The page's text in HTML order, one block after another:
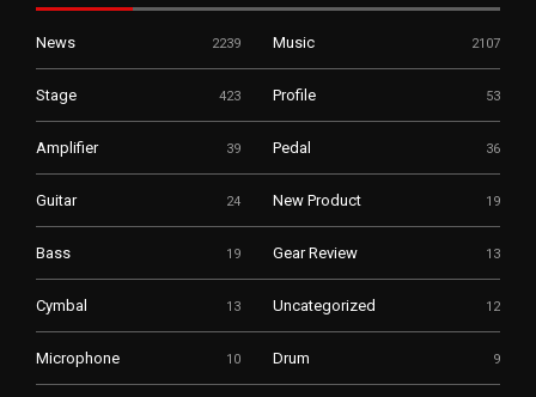
News 2239 Music 2107
Stage 423 Profile 53
Amplifier 39 Pedal 36
Guitar 24 New Product 19
Bass 19 Gear Review 13
Cymbal 13 Uncategorized 12
Microphone 10 Drum 9